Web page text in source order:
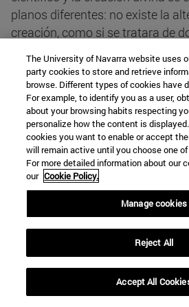
planos diferentes: no existe la
creación, como si se tratara de
existencia de la evolución y, al
creación divina. Si el hecho de la
problema que ha de abordarse
conocimientos científicos
necesidad de la creación divina
razonamientos metafísicos (...)
creación, así entendido, no
de que unos seres surgieran a
Podría haber una evolución
creada, de tal manera que,
evolucionismo, no tiene motivo
creación. Dicha creación es
hubiera evolución como si no,
dar razón de lo que existe,
The University of Navarra website uses
party cookies to store and retrieve
browse. Different types of cookies have
For example, to identify you as a user,
about your browsing habits respecting
personalize how the content is
cookies you want to enable or accept
will remain active until you choose one
For more detailed information about our
our Cookie Policy.
Manage cookies
Reject All
Accept All